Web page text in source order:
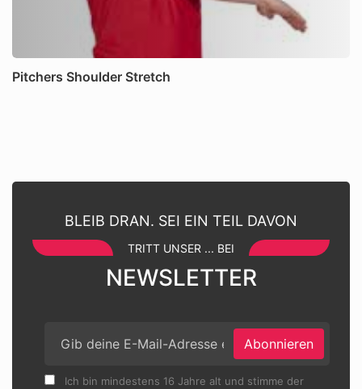
Pitchers Shoulder Stretch
BLEIB DRAN. SEI EIN TEIL DAVON
TRITT UNSER ... BEI
NEWSLETTER
Abonnieren
Ich bin mindestens 16 Jahre alt und stimme der